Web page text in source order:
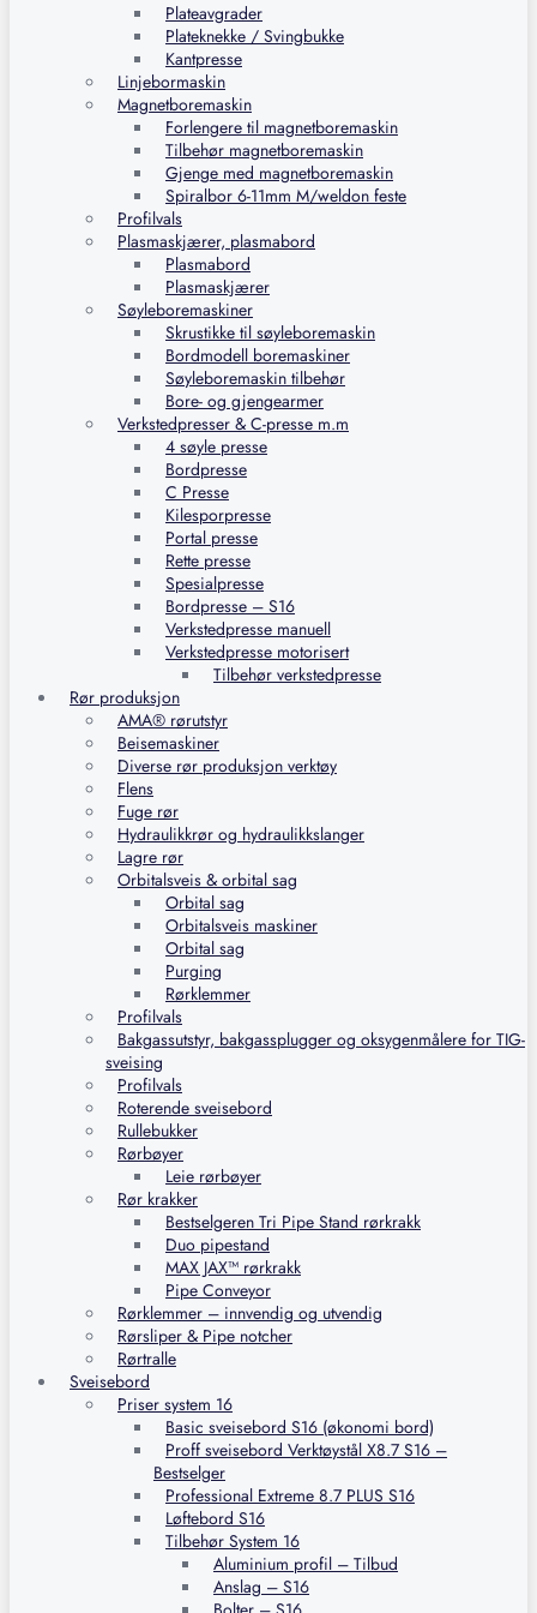
Plateavgrader
Plateknekke / Svingbukke
Kantpresse
Linjebormaskin
Magnetboremaskin
Forlengere til magnetboremaskin
Tilbehør magnetboremaskin
Gjenge med magnetboremaskin
Spiralbor 6-11mm M/weldon feste
Profilvals
Plasmaskjærer, plasmabord
Plasmabord
Plasmaskjærer
Søyleboremaskiner
Skrustikke til søyleboremaskin
Bordmodell boremaskiner
Søyleboremaskin tilbehør
Bore- og gjengearmer
Verkstedpresser & C-presse m.m
4 søyle presse
Bordpresse
C Presse
Kilesporpresse
Portal presse
Rette presse
Spesialpresse
Bordpresse – S16
Verkstedpresse manuell
Verkstedpresse motorisert
Tilbehør verkstedpresse
Rør produksjon
AMA® rørutstyr
Beisemaskiner
Diverse rør produksjon verktøy
Flens
Fuge rør
Hydraulikkrør og hydraulikkslanger
Lagre rør
Orbitalsveis & orbital sag
Orbital sag
Orbitalsveis maskiner
Orbital sag
Purging
Rørklemmer
Profilvals
Bakgassutstyr, bakgassplugger og oksygenmålere for TIG-
sveising
Profilvals
Roterende sveisebord
Rullebukker
Rørbøyer
Leie rørbøyer
Rør krakker
Bestselgeren Tri Pipe Stand rørkrakk
Duo pipestand
MAX JAX™ rørkrakk
Pipe Conveyor
Rørklemmer – innvendig og utvendig
Rørsliper & Pipe notcher
Rørtralle
Sveisebord
Priser system 16
Basic sveisebord S16 (økonomi bord)
Proff sveisebord Verktøystål X8.7 S16 –
Bestselger
Professional Extreme 8.7 PLUS S16
Løftebord S16
Tilbehør System 16
Aluminium profil – Tilbud
Anslag – S16